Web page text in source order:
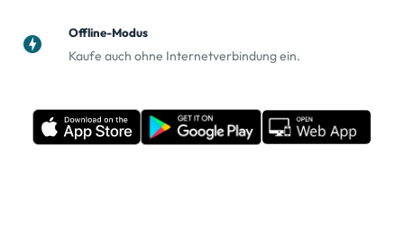
offline_bolt
Offline-Modus
Kaufe auch ohne Internetverbindung ein.